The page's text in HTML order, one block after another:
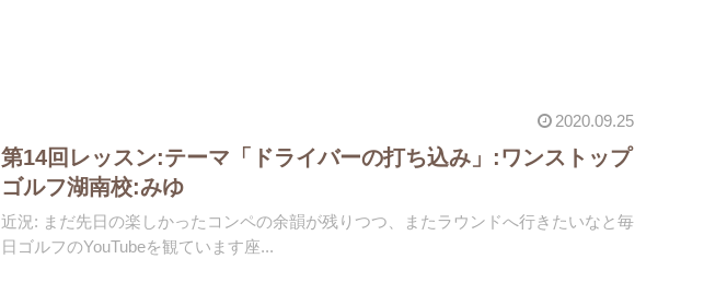
2020.09.25
第14回レッスン:テーマ「ドライバーの打ち込み」:ワンストップ
ゴルフ湖南校:みゆ
近況: まだ先日の楽しかったコンペの余韻が残りつつ、またラウンドへ行きたいなと毎
日ゴルフのYouTubeを観ています️座...